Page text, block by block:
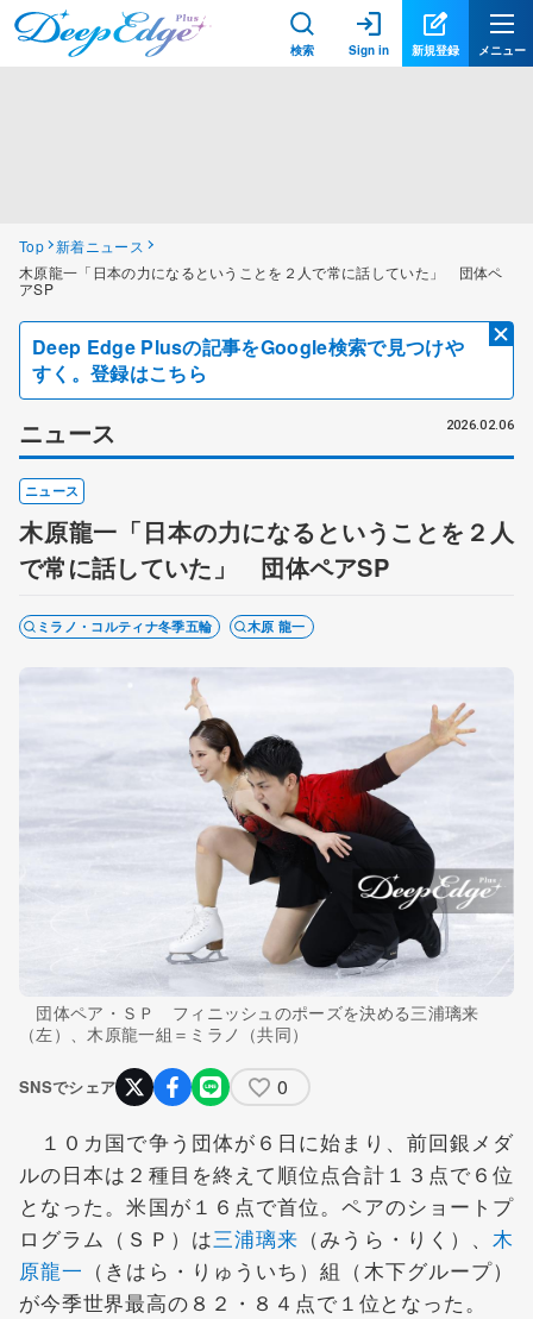
検索 Sign in 新規登録 メニュー
Top 新着ニュース
木原龍一「日本の力になるということを２人で常に話していた」 団体ペ
アSP
Deep Edge Plusの記事をGoogle検索で見つけや
すく。登録はこちら
ニュース 2026.02.06
ニュース
木原龍一「日本の力になるということを２人
で常に話していた」 団体ペアSP
ミラノ・コルティナ冬季五輪 木原 龍一
団体ペア・ＳＰ フィニッシュのポーズを決める三浦璃来
（左）、木原龍一組＝ミラノ（共同）
SNSでシェア 0
１０カ国で争う団体が６日に始まり、前回銀メダ
ルの日本は２種目を終えて順位点合計１３点で６位
となった。米国が１６点で首位。ペアのショートプ
ログラム（ＳＰ）は三浦璃来 （みうら・りく）、木
原龍一 （きはら・りゅういち）組（木下グループ）
が今季世界最高の８２・８４点で１位となった。